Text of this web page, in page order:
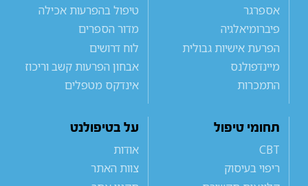
אספרגר
פיברומיאלגיה
הפרעת אישיות גבולית
מיינדפולנס
התמכרות
טיפול בהפרעות אכילה
מדור הספרים
לוח דרושים
אבחון הפרעות קשב וריכוז
אינדקס מטפלים
תחומי טיפול
CBT
ריפוי בעיסוק
על בטיפולנט
אודות
צוות האתר